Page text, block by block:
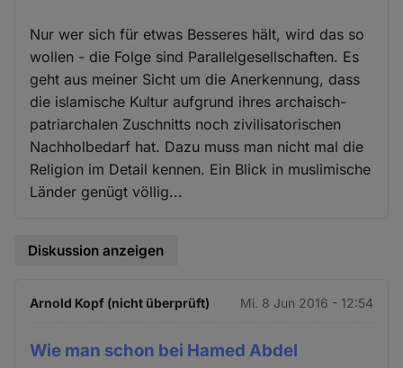
Nur wer sich für etwas Besseres hält, wird das so
wollen - die Folge sind Parallelgesellschaften. Es
geht aus meiner Sicht um die Anerkennung, dass
die islamische Kultur aufgrund ihres archaisch-
patriarchalen Zuschnitts noch zivilisatorischen
Nachholbedarf hat. Dazu muss man nicht mal die
Religion im Detail kennen. Ein Blick in muslimische
Länder genügt völlig...
Diskussion anzeigen
Arnold Kopf (nicht überprüft) Mi. 8 Jun 2016 - 12:54
Wie man schon bei Hamed Abdel